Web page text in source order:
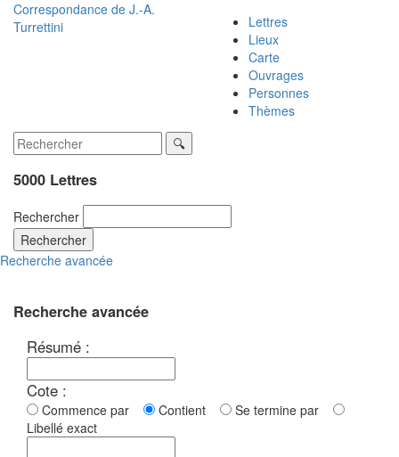
Correspondance de J.-A.
Turrettini
Lettres
Lieux
Carte
Ouvrages
Personnes
Thèmes
5000 Lettres
Rechercher
Rechercher
Recherche avancée
Recherche avancée
Résumé :
Cote :
Commence par Contient
Se termine par
Libellé exact